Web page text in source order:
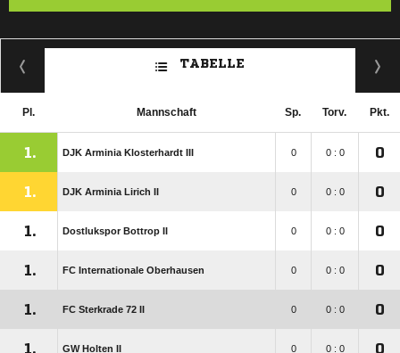
TABELLE
Pl. Mannschaft Sp. Torv. Pkt.
1. DJK Arminia Klosterhardt III 0 0 : 0 0
1. DJK Arminia Lirich II 0 0 : 0 0
1. Dostlukspor Bottrop II 0 0 : 0 0
1. FC Internationale Oberhausen 0 0 : 0 0
1. FC Sterkrade 72 II 0 0 : 0 0
1. GW Holten II 0 0 : 0 0